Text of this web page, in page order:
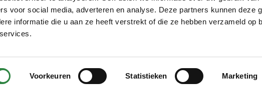
voor social media, adverteren en analyse. Deze partners kunnen deze
informatie die u aan ze heeft verstrekt of die ze hebben verzameld op
Voorkeuren Statistieken Marketing
Nederland
2026 © Souman Agro B.V. | Alle prijzen zijn exclusief BTW, tenzij anders